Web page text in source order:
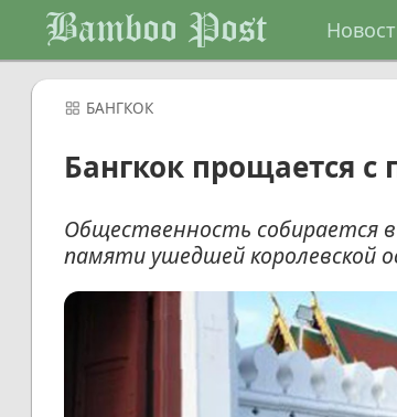
Bamboo Post
БАНГКОК
Бангкок прощается с
Общественность собирается
памяти ушедшей королевской